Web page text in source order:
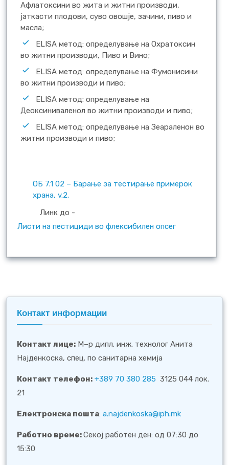
Афлатоксини во жита и житни производи,
јаткасти плодови, суво овошје, зачини, пиво и
масла;
ELISA метод: определување на Охратоксин
во житни производи, Пиво и Вино;
ELISA метод: определување на Фумонисини
во житни производи и пиво;
ELISA метод: определување на
Деоксиниваленол во житни производи и пиво;
ELISA метод: определување на Зеараленон во
житни производи и пиво;
ОБ 7.1 02 – Барање за тестирање примерок
храна, v.2.
Линк до -
Листи на пестициди во флексибилен опсег
Контакт информации
Контакт лице: М–р дипл. инж. технолог Анита
Најденкоска, спец. по санитарна хемија
Контакт телефон: +389 70 380 285 3125 044 лок.
21
Електронска пошта: a.najdenkoska@iph.mk
Работно време:Секој работен ден: од 07:30 до
15:30